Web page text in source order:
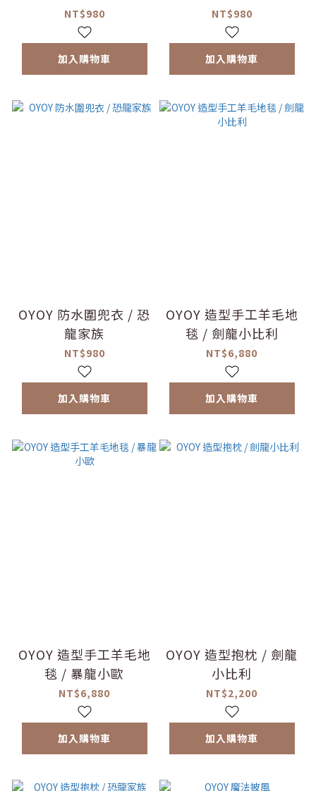
NT$980
加入購物車
NT$980
加入購物車
OYOY 防水圍兜衣 / 恐
龍家族
NT$980
加入購物車
OYOY 造型手工羊毛地
毯 / 劍龍小比利
NT$6,880
加入購物車
OYOY 造型手工羊毛地
毯 / 暴龍小歐
NT$6,880
加入購物車
OYOY 造型抱枕 / 劍龍
小比利
NT$2,200
加入購物車